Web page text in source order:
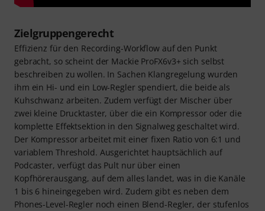
Zielgruppengerecht
Effizienz für den Recording-Workflow auf den Punkt
gebracht, so scheint der Mackie ProFX6v3+ sich selbst
beschreiben zu wollen. In Sachen Klangregelung wurden
ihm ein Hi- und ein Low-Regler spendiert, die beide als
Kuhschwanz arbeiten. Zudem verfügt der Mischer über
zwei kleine Drucktaster, über die ein Kompressor oder die
komplette Effektsektion in den Signalweg geschaltet wird.
Der Kompressor arbeitet mit einer fixen Ratio von 6:1 und
variablem Threshold. Ausgerichtet hauptsächlich auf
Podcaster, verfügt das Pult nur über einen
Kopfhörerausgang, auf dem alles landet, was in die Kanäle
1 bis 6 hineingegeben wird. Zudem gibt es neben dem
Phones-Level-Regler noch einen Blend-Regler, der stufenlos